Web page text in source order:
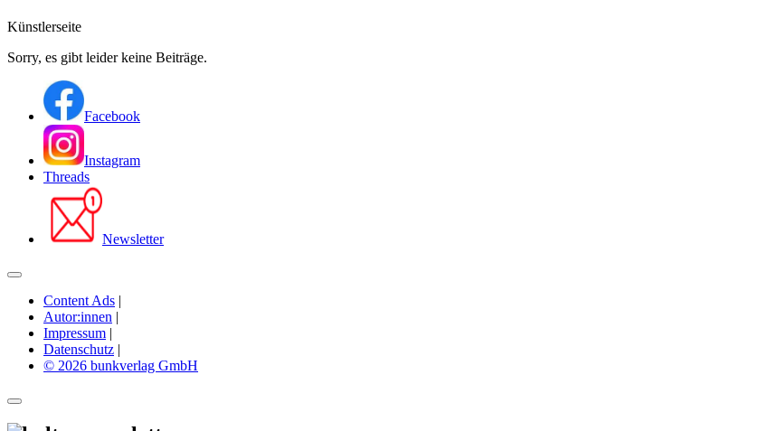
Künstlerseite
Sorry, es gibt leider keine Beiträge.
Facebook
Instagram
Threads
Newsletter
Content Ads |
Autor:innen |
Impressum |
Datenschutz |
© 2026 bunkverlag GmbH